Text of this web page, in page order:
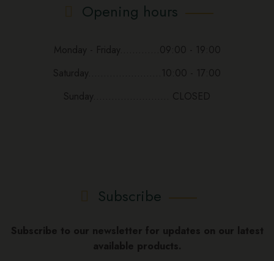
Opening hours
Subscribe
Subscribe to our newsletter for updates on our latest
available products.